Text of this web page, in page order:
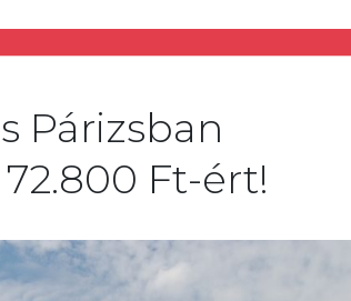
Párizsban
Ft-ért!